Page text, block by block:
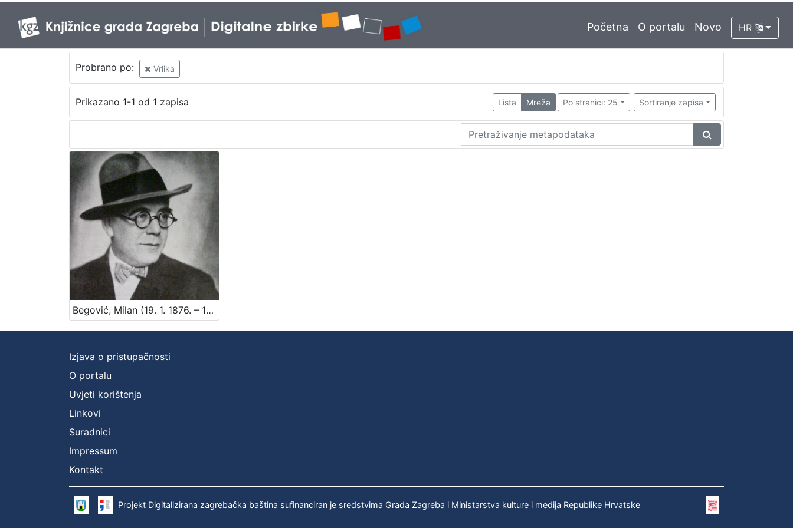
Početna O portalu Novo HR
Probrano po: Vrlika
Prikazano 1-1 od 1 zapisa Lista Mreža Po stranici: 25 Sortiranje zapisa
Begović, Milan (19. 1. 1876. – 13. 5. 1948.)
Izjava o pristupačnosti
O portalu
Uvjeti korištenja
Linkovi
Suradnici
Impressum
Kontakt
Projekt Digitalizirana zagrebačka baština sufinanciran je sredstvima Grada Zagreba i Ministarstva kulture i medija Republike Hrvatske